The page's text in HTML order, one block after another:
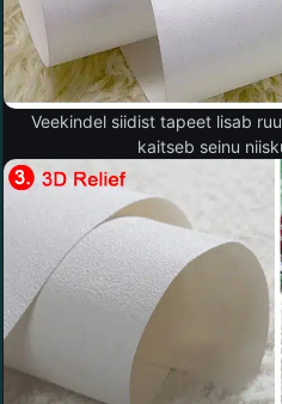
Veekindel siidist tapeet lisab
kaitseb seinu